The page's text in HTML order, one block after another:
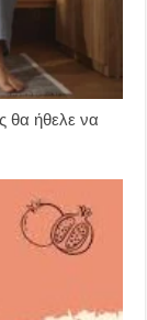
θα ήθελε να